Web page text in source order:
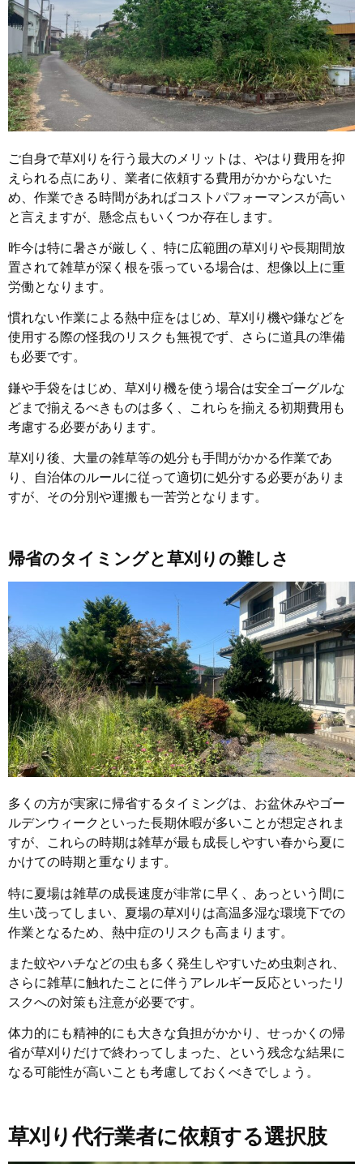
ご自身で草刈りを行う最大のメリットは、やはり費用を抑
えられる点にあり、業者に依頼する費用がかからないた
め、作業できる時間があればコストパフォーマンスが高い
と言えますが、懸念点もいくつか存在します。
昨今は特に暑さが厳しく、特に広範囲の草刈りや長期間放
置されて雑草が深く根を張っている場合は、想像以上に重
労働となります。
慣れない作業による熱中症をはじめ、草刈り機や鎌などを
使用する際の怪我のリスクも無視でず、さらに道具の準備
も必要です。
鎌や手袋をはじめ、草刈り機を使う場合は安全ゴーグルな
どまで揃えるべきものは多く、これらを揃える初期費用も
考慮する必要があります。
草刈り後、大量の雑草等の処分も手間がかかる作業であ
り、自治体のルールに従って適切に処分する必要がありま
すが、その分別や運搬も一苦労となります。
帰省のタイミングと草刈りの難しさ
多くの方が実家に帰省するタイミングは、お盆休みやゴー
ルデンウィークといった長期休暇が多いことが想定されま
すが、これらの時期は雑草が最も成長しやすい春から夏に
かけての時期と重なります。
特に夏場は雑草の成長速度が非常に早く、あっという間に
生い茂ってしまい、夏場の草刈りは高温多湿な環境下での
作業となるため、熱中症のリスクも高まります。
また蚊やハチなどの虫も多く発生しやすいため虫刺され、
さらに雑草に触れたことに伴うアレルギー反応といったリ
スクへの対策も注意が必要です。
体力的にも精神的にも大きな負担がかかり、せっかくの帰
省が草刈りだけで終わってしまった、という残念な結果に
なる可能性が高いことも考慮しておくべきでしょう。
草刈り代行業者に依頼する選択肢